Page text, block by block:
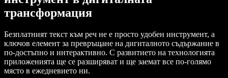
трансформация
Безплатният текст към реч не е просто удобен инструмент, а
ключов елемент за превръщане на дигиталното съдържание в
по-достъпно и интерактивно. С развитието на технологията
приложенията ще се разширяват и ще заемат все по-голямо
място в ежедневието ни.